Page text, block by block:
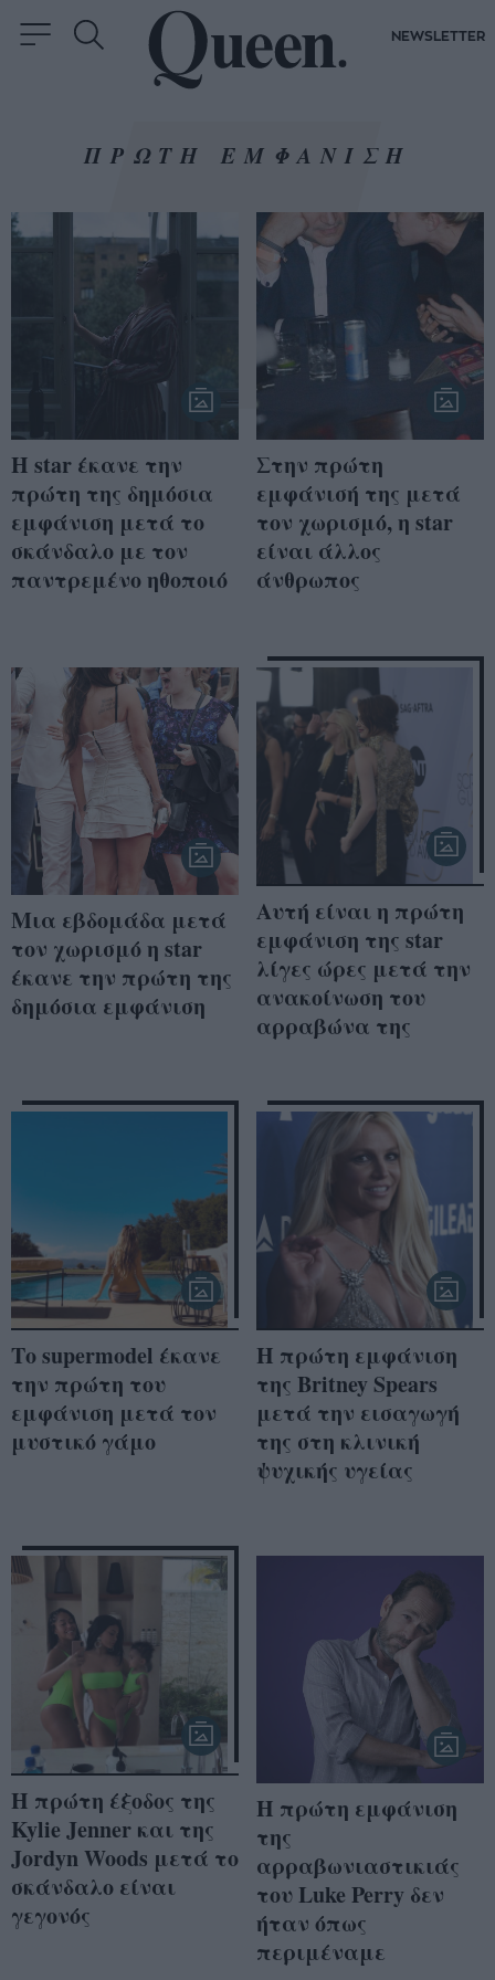
NEWSLETTER
ΠΡΩΤΗ ΕΜΦΑΝΙΣΗ
Η star έκανε την
πρώτη της δημόσια
εμφάνιση μετά το
σκάνδαλο με τον
παντρεμένο ηθοποιό
Στην πρώτη
εμφάνισή της μετά
τον χωρισμό, η star
είναι άλλος
άνθρωπος
Μια εβδομάδα μετά
τον χωρισμό η star
έκανε την πρώτη της
δημόσια εμφάνιση
Αυτή είναι η πρώτη
εμφάνιση της star
λίγες ώρες μετά την
ανακοίνωση του
αρραβώνα της
Το supermodel έκανε
την πρώτη του
εμφάνιση μετά τον
μυστικό γάμο
Η πρώτη εμφάνιση
της Britney Spears
μετά την εισαγωγή
της στη κλινική
ψυχικής υγείας
Η πρώτη έξοδος της
Kylie Jenner και της
Jordyn Woods μετά το
σκάνδαλο είναι
γεγονός
Η πρώτη εμφάνιση
της
αρραβωνιαστικιάς
του Luke Perry δεν
ήταν όπως
περιμέναμε